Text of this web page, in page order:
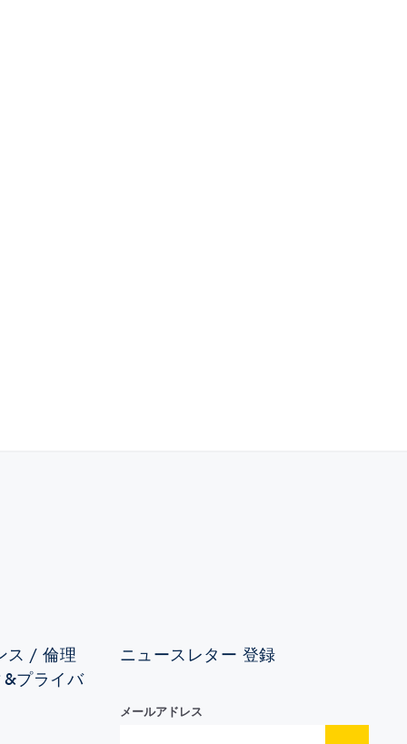
ス / 倫理
プライバ
ニュースレター 登録
メールアドレス